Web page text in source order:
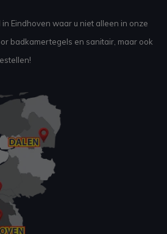
Eindhoven waar u niet alleen in onze
badkamertegels en sanitair, maar ook